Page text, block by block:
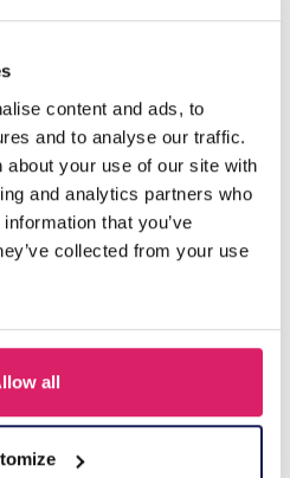
content and ads, to
and to analyse our traffic.
about your use of our site with
and analytics partners who
that you’ve
collected from your use
all